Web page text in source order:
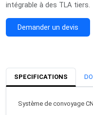
intégrable à des TLA tiers.
Demander un devis
SPECIFICATIONS
Système de convoyage